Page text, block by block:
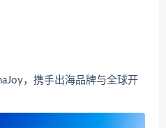
，携手出海品牌与全球开